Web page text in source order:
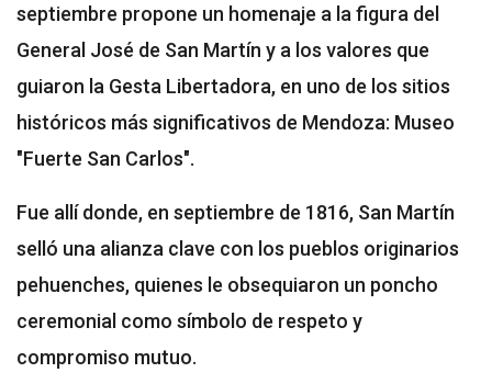
septiembre propone un homenaje a la figura del
General José de San Martín y a los valores que
guiaron la Gesta Libertadora, en uno de los sitios
históricos más significativos de Mendoza: Museo
"Fuerte San Carlos".
Fue allí donde, en septiembre de 1816, San Martín
selló una alianza clave con los pueblos originarios
pehuenches, quienes le obsequiaron un poncho
ceremonial como símbolo de respeto y
compromiso mutuo.